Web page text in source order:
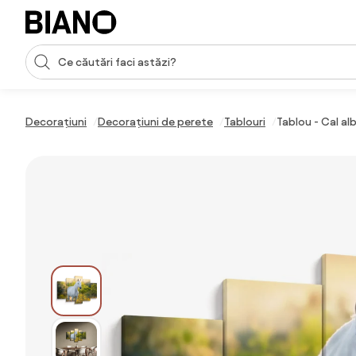
Sari peste navigare, accesează conținutul
Introducerea căutării
Decorațiuni Decorațiuni de perete Tablouri Tablou - Cal